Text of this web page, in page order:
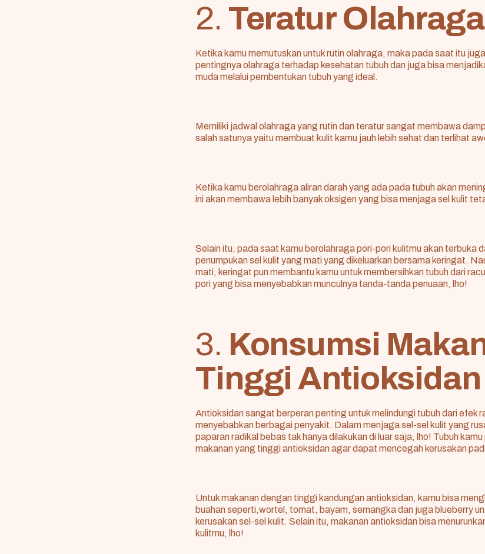
2. Teratur Olahraga
Ketika kamu memutuskan untuk rutin olahraga, maka pada saat itu
pentingnya olahraga terhadap kesehatan tubuh dan juga bisa
muda melalui pembentukan tubuh yang ideal.
Memiliki jadwal olahraga yang rutin dan teratur sangat membawa
salah satunya yaitu membuat kulit kamu jauh lebih sehat dan terlihat
Ketika kamu berolahraga aliran darah yang ada pada tubuh akan
ini akan membawa lebih banyak oksigen yang bisa menjaga sel kulit
Selain itu, pada saat kamu berolahraga pori-pori kulitmu akan terbuka
penumpukan sel kulit yang mati yang dikeluarkan bersama keringat.
mati, keringat pun membantu kamu untuk membersihkan tubuh dari
pori yang bisa menyebabkan munculnya tanda-tanda penuaan, lho!
3. Konsumsi
Tinggi Antioksidan
Antioksidan sangat berperan penting untuk melindungi tubuh dari efek
menyebabkan berbagai penyakit. Dalam menjaga sel-sel kulit yang
paparan radikal bebas tak hanya dilakukan di luar saja, lho! Tubuh
makanan yang tinggi antioksidan agar dapat mencegah kerusakan
Untuk makanan dengan tinggi kandungan antioksidan, kamu bisa
buahan seperti,wortel, tomat, bayam, semangka dan juga blueberry
kerusakan sel-sel kulit. Selain itu, makanan antioksidan bisa
kulitmu, lho!